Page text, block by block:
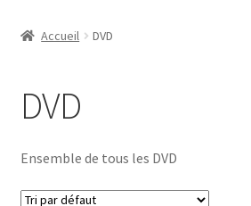
Accueil DVD
DVD
Ensemble de tous les DVD